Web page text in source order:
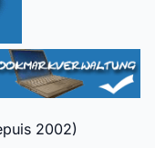
2002)